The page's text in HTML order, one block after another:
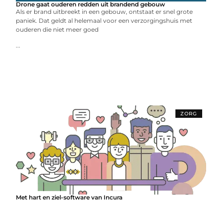
Drone gaat ouderen redden uit brandend gebouw
Als er brand uitbreekt in een gebouw, ontstaat er snel grote
paniek. Dat geldt al helemaal voor een verzorgingshuis met
ouderen die niet meer goed
...
ZORG
Met hart en ziel-software van Incura